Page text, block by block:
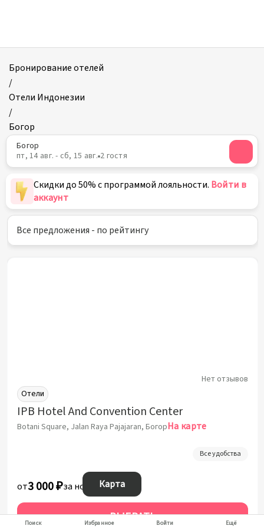
Бронирование отелей
/
Отели Индонезии
/
Богор
Богор
пт, 14 авг. - сб, 15 авг. 2 гостя
Скидки до 50% с программой лояльности. Войти в
аккаунт
Все предложения - по рейтингу
Отели
IPB Hotel And Convention Center
Botani Square, Jalan Raya Pajajaran, БогорНа карте
Нет отзывов
Все удобства
от3 000 ₽за ночь
ВЫБРАТЬ
Карта
Поиск Избранное Войти Ещё